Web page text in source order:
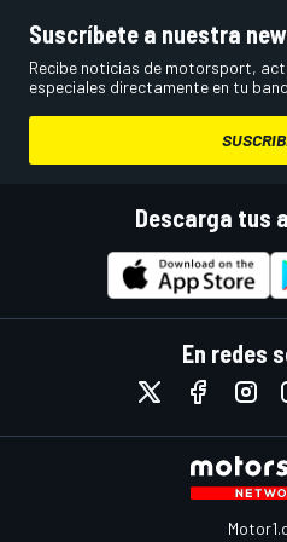
Suscríbete a nuestra
Recibe noticias de motorsport,
especiales directamente en tu
Descarga tus
En redes